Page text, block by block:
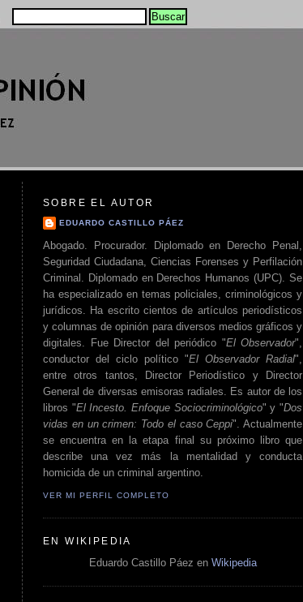
SOBRE EL AUTOR
EDUARDO CASTILLO PÁEZ
Abogado. Procurador. Diplomado en Derecho Penal,
Seguridad Ciudadana, Ciencias Forenses y Perfilación
Criminal. Diplomado en Derechos Humanos (UPC). Se
ha especializado en temas policiales, criminológicos y
jurídicos. Ha escrito cientos de artículos periodísticos
y columnas de opinión para diversos medios gráficos y
digitales. Fue Director del periódico "El Observador",
conductor del ciclo político "El Observador Radial",
entre otros tantos, Director Periodístico y Director
General de diversas emisoras radiales. Es autor de los
libros "El Incesto. Enfoque Sociocriminológico" y "Dos
vidas en un crimen: Todo el caso Ceppi". Actualmente
se encuentra en la etapa final su próximo libro que
describe una vez más la mentalidad y conducta
homicida de un criminal argentino.
VER MI PERFIL COMPLETO
EN WIKIPEDIA
Eduardo Castillo Páez en Wikipedia